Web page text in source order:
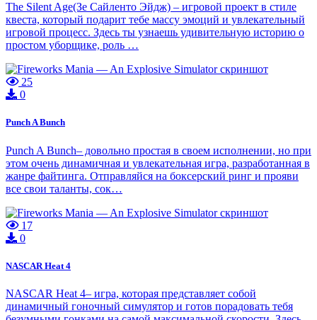
The Silent Age(Зе Сайленто Эйдж) – игровой проект в стиле
квеста, который подарит тебе массу эмоций и увлекательный
игровой процесс. Здесь ты узнаешь удивительную историю о
простом уборщике, роль …
25
0
Punch A Bunch
Punch A Bunch– довольно простая в своем исполнении, но при
этом очень динамичная и увлекательная игра, разработанная в
жанре файтинга. Отправляйся на боксерский ринг и прояви
все свои таланты, сок…
17
0
NASCAR Heat 4
NASCAR Heat 4– игра, которая представляет собой
динамичный гоночный симулятор и готов порадовать тебя